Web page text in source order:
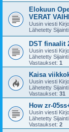
Elokuun
VERAT
Uusin viesti
Lähetetty Sijainti:
DST finaalit
Uusin viesti
Lähetetty Sijainti:
Vastaukset: 1
Kaisa
Uusin viesti
Lähetetty Sijainti:
Vastaukset: 31
How zr-
Uusin viesti
Lähetetty Sijainti:
Vastaukset: 2